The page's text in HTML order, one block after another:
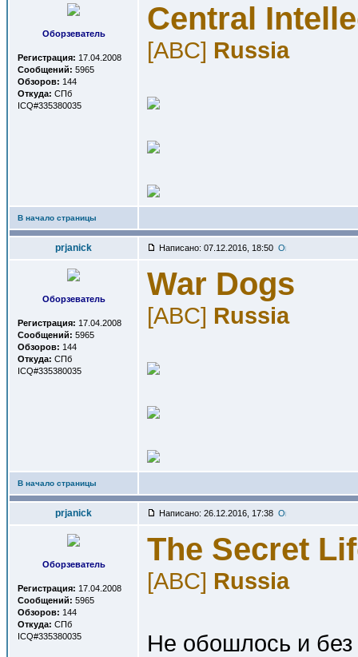
Оборзеватель
Регистрация: 17.04.2008
Сообщений: 5965
Обзоров: 144
Откуда: СПб
ICQ#335380035
Central
[ABC] Russia
В начало страницы
prjanick Написано: 07.12.2016, 18:50
Оборзеватель
Регистрация: 17.04.2008
Сообщений: 5965
Обзоров: 144
Откуда: СПб
ICQ#335380035
War Dogs
[ABC] Russia
В начало страницы
prjanick Написано: 26.12.2016, 17:38
Оборзеватель
Регистрация: 17.04.2008
Сообщений: 5965
Обзоров: 144
Откуда: СПб
ICQ#335380035
The Secret
[ABC] Russia
Не обошлось и без